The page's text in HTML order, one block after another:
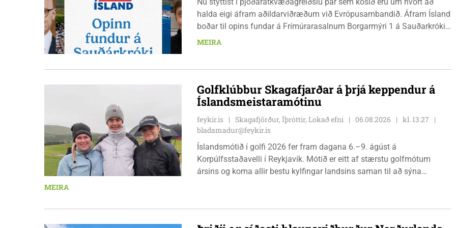
halda eigi áfram aðildarviðræðum við Evrópusambandið. Áfram Ísland
boðar til opins fundar á Frímúrarasalnum Borgarmýri 1 á Sauðarkróki,
laugardaginn 8. ágúst kl. 17:30. Fundurinn er öllum opinn en skráning
MEIRA
Golfklúbbur Skagafjarðar á þrjá keppendur á
Íslandsmeistaramótinu
feykir.is Skagafjörður, Íþróttir, Lokað efni 06.08.2026
kl. 13.27
bladamadur@feykir.is
Íslandsmótið í golfi 2026 fer fram dagana 6.–9. ágúst á
Korpúlfsstaðavelli í Reykjavík. Mótið er eitt af stærstu golfmótum
ársins og koma allir bestu kylfingar landsins saman til að sýna
nýkrýndur klúbbmeistari GSS, og Unu Karen Guðmundsdóttur.
MEIRA